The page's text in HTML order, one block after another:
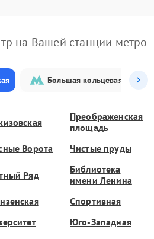
на Вашей станции метро
Большая кольцевая
Преображенская
площадь
Ворота Чистые пруды
Ряд
Библиотека
имени Ленина
Спортивная
Юго-Западная